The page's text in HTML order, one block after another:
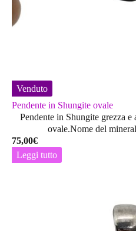
Venduto
Pendente in Shungite ovale
Pendente in Shungite grezza
ovale.Nome del
75,00€
Leggi tutto